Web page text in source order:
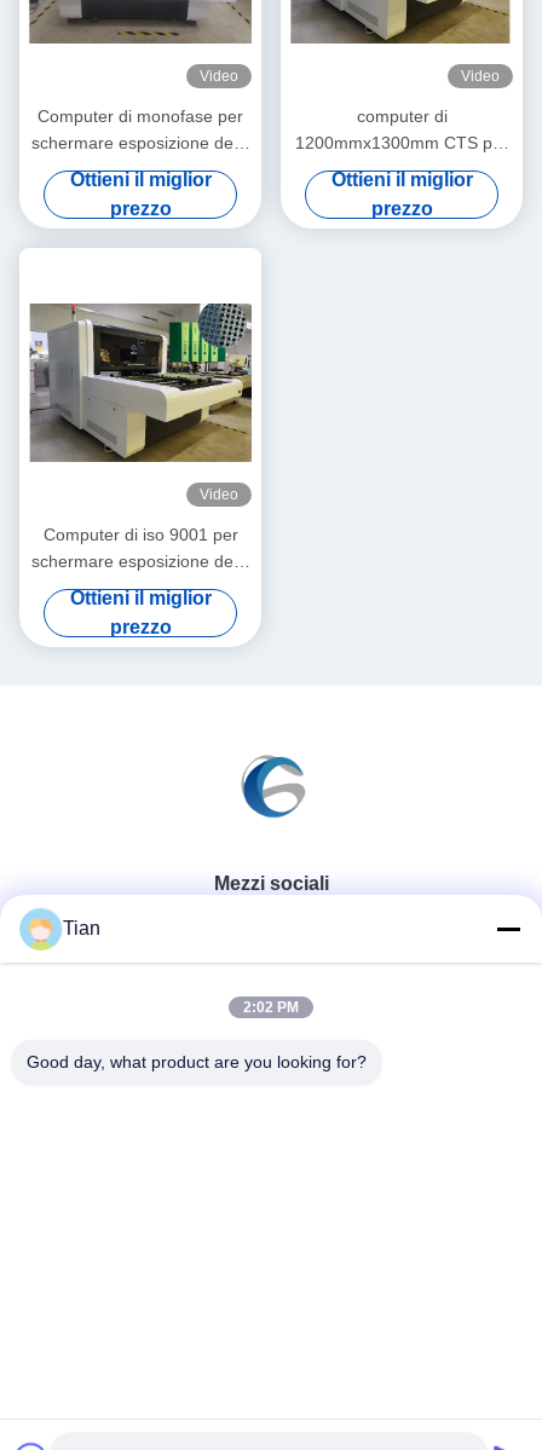
Video
Computer di monofase per
schermare esposizione della
macchina 220V 2540dpi
Ottieni il miglior
prezzo
Video
computer di
1200mmx1300mm CTS per
schermare regolazione
automatica
Ottieni il miglior
prezzo
Video
Computer di iso 9001 per
schermare esposizione della
decalcomania del tessuto
della macchina
Ottieni il miglior
prezzo
Mezzi sociali
86--13625276829
laser Fornitore. 2021-2026 Jiangsu GIS Laser Technologies Inc.,
Tian
2:02 PM
Good day, what product are you looking for?